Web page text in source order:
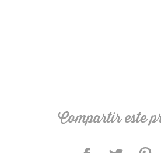
Compartir este